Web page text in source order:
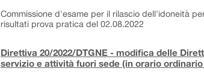
Commissione d'esame per il rilascio dell'idoneità
risultati prova pratica del 02.08.2022
Direttiva 20/2022/DTGNE - modifica delle
servizio e attività fuori sede (in orario